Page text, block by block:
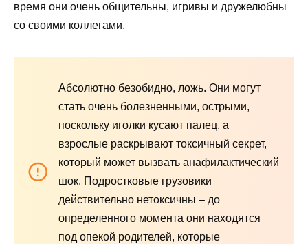
время они очень общительны, игривы и дружелюбны
со своими коллегами.
Абсолютно безобидно, ложь. Они могут
стать очень болезненными, острыми,
поскольку иголки кусают палец, а
взрослые раскрывают токсичный секрет,
который может вызвать анафилактический
шок. Подростковые грузовики
действительно нетоксичны – до
определенного момента они находятся
под опекой родителей, которые